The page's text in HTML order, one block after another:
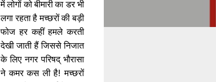
में लोगों को बीमारी का डर भी
लगा रहता है मच्छरों की बड़ी
फोज हर कहीं हमले करती
देखी जाती हैं जिससे निजात
के लिए नगर परिषद् भौरासा
ने कमर कस ली है! मच्छरों